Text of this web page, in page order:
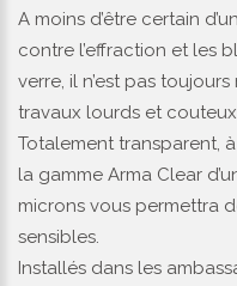
A moins d’être certain
contre l’effraction et les
verre, il n’est pas
travaux lourds et
Totalement transparent,
la gamme Arma Clear
microns vous permettra
sensibles.
Installés dans les